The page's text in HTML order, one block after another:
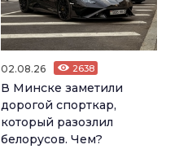
02.08.26 2638
В Минске заметили
дорогой спорткар,
который разозлил
белорусов. Чем?